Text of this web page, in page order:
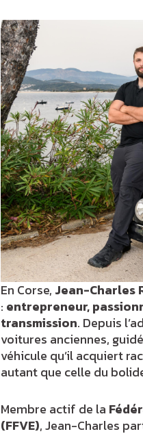
En Corse, Jean-Charles
: entrepreneur,
transmission. Depuis
voitures anciennes,
véhicule qu’il acquiert
autant que celle du
Membre actif de la
(FFVE), Jean-Charles